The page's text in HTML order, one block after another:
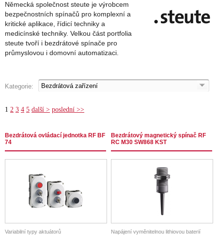
Německá společnost steute je výrobcem
bezpečnostních spínačů pro komplexní a
kritické aplikace, řídicí techniky a
medicínské techniky. Velkou část portfolia
steute tvoří i bezdrátové spínače pro
průmyslovou i domovní automatizaci.
Kategorie:
1 2 3 4 5 další > poslední >>
Bezdrátová ovládací jednotka RF BF
74
Variabilní typy aktuátorů
Bezdrátový magnetický spínač RF
RC M30 SW868 KST
Napájení vyměnitelnou lithiovou baterií